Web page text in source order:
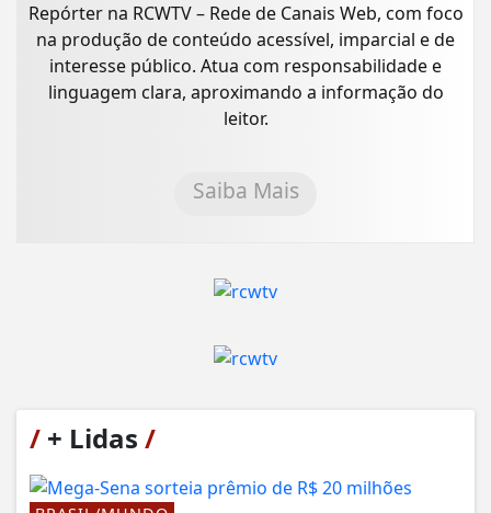
Repórter na RCWTV – Rede de Canais Web, com foco
na produção de conteúdo acessível, imparcial e de
interesse público. Atua com responsabilidade e
linguagem clara, aproximando a informação do
leitor.
Saiba Mais
/ + Lidas /